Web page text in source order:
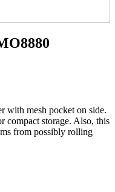
with mesh pocket on side.
compact storage. Also, this
from possibly rolling